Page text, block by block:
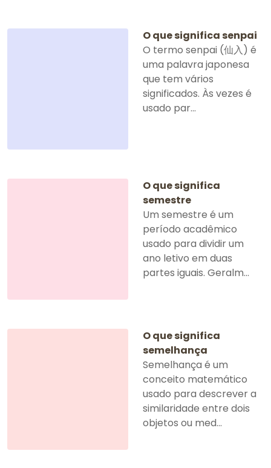
O que significa senpai
O termo senpai (仙入) é
uma palavra japonesa
que tem vários
significados. Às vezes é
usado par...
O que significa
semestre
Um semestre é um
período acadêmico
usado para dividir um
ano letivo em duas
partes iguais. Geralm...
O que significa
semelhança
Semelhança é um
conceito matemático
usado para descrever a
similaridade entre dois
objetos ou med...